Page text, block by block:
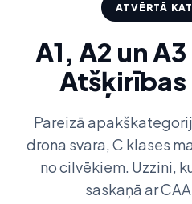
ATVĒRTĀ
A1, A2 un
Pareizā
drona svara, C klases
no cilvēkiem. Uzzini,
saskaņā ar